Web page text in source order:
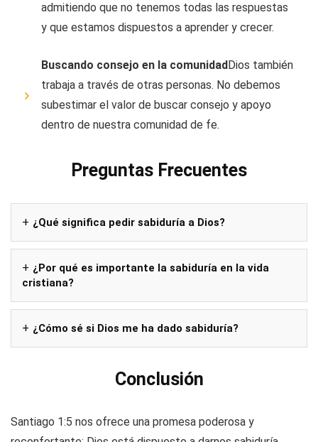
admitiendo que no tenemos todas las respuestas
y que estamos dispuestos a aprender y crecer.
Buscando consejo en la comunidad Dios también
trabaja a través de otras personas. No debemos
subestimar el valor de buscar consejo y apoyo
dentro de nuestra comunidad de fe.
Preguntas Frecuentes
¿Qué significa pedir sabiduría a Dios?
¿Por qué es importante la sabiduría en la vida
cristiana?
¿Cómo sé si Dios me ha dado sabiduría?
Conclusión
Santiago 1:5 nos ofrece una promesa poderosa y